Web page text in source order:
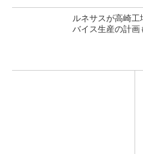
ルネサスが高崎
バイス生産の計画